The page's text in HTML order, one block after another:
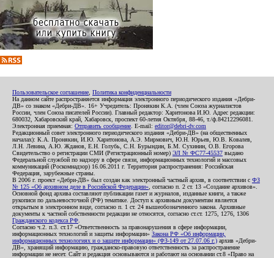
Пользовательское соглашение Политика конфиденциальности
На данном сайте распространяется информация электронного периодического издания «Дебри-
ДВ» со знаком «Дебри-ДВ». 16+ Учредитель: Пронякин К.А. (член Союза журналистов
России, член Союза писателей России). Главный редактор: Харитонова И.Ю. Адрес редакции:
680032, Хабаровский край, Хабаровск, проспект 60-летия Октября, 88-46, т./ф.84212296081.
Электронная приемная: Отправить сообщение . E-mail: editor@debri-dv.com
Редакционный совет электронного периодического издания «Дебри-ДВ» (на общественных
началах): К.А. Пронякин, И.Ю. Харитонова, А.Э. Мирмович, Ю.Н. Юрьев, Ю.В. Ковалев,
Л.Н. Левина, А.Ю. Жданов, Е.Н. Голубь, С.Н. Бурындин, Б.М. Сухинин, О.В. Егорова
Свидетельство о регистрации СМИ (Регистрационный номер) ЭЛ № ФС77-45537 выдано
Федеральной службой по надзору в сфере связи, информационных технологий и массовых
коммуникаций (Роскомнадзор) 16.06.2011 г. Территория распространения: Российская
Федерация, зарубежные страны.
В 2006 г. проект «Дебри-ДВ» был создан как электронный частный архив, в соответствии с ФЗ
№ 125 «Об архивном деле в Российской Федерации» , согласно п. 2 ст. 13 «Создание архивов».
Основной фонд архива составляют публикации газет и журналов, изданные книги, а также
рукописи по дальневосточной (РФ) тематике. Доступ к архивным документам является
открытым в электронном виде, согласно п. 1 ст. 24 вышеобозначенного закона. Архивные
документы к частной собственности редакции не относятся, согласно ст.ст. 1275, 1276, 1306
Гражданского кодекса РФ
Согласно ч.2. п.3. ст.17 «Ответственность за правонарушения в сфере информации,
информационных технологий и защиты информации» Закона РФ «Об информации,
информационных технологиях и о защите информации» (ФЗ-149 от 27.07.06 г.) архив «Дебри-
ДВ», хранящий информацию, гражданско-правовую ответственность за распространение
информации не несет. Сайт и редакция основываются и работают на основании ст.8 «Право на